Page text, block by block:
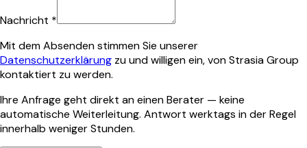
Nachricht *
Mit dem Absenden stimmen Sie unserer
Datenschutzerklärung zu und willigen ein, von Strasia Group
kontaktiert zu werden.
Ihre Anfrage geht direkt an einen Berater — keine
automatische Weiterleitung. Antwort werktags in der Regel
innerhalb weniger Stunden.